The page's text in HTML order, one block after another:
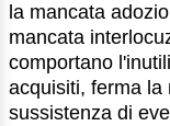
la mancata
mancata
comportano
acquisiti, ferma la
sussistenza di